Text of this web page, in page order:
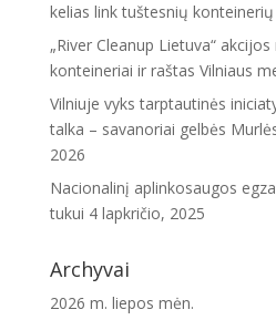
kelias link tuštesnių konteinerių
„River Cleanup Lietuva“
konteineriai ir raštas Vilniaus
Vilniuje vyks tarptautinės
talka – savanoriai gelbės
2026
Nacionalinį aplinkosaugos
tukui 4 lapkričio, 2025
Archyvai
2026 m. liepos mėn.